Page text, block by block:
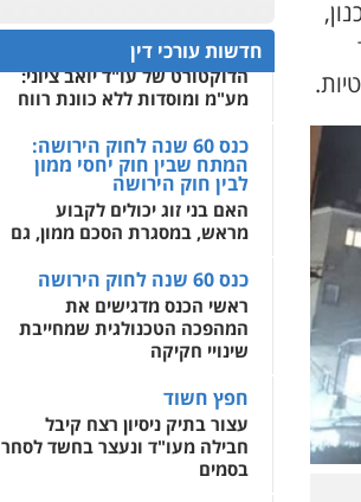
0522508109
אחסון אתרים
מהירות הגנה גיבוי
לעורכי דין
מרכז התחלה חדשה
אסירים עבירות מין
דין
0544500346
חדשות עורכי דין
תנו וקחו
הדוקטורט של עו"ד יואב ציוני:
מע"מ ומוסדות ללא כוונת רווח
כנס 60 שנה לחוק הירושה:
המתח שבין חוק יחסי ממון
לבין חוק הירושה
האם בני זוג יכולים לקבוע
מראש, במסגרת הסכם ממון, גם
כנס 60 שנה לחוק הירושה
ראשי הכנס מדגישים את
המהפכה הטכנולגית שמחייבת
שינויי חקיקה
חפץ חשוד
עצור בתיק ניסיון רצח קיבל
חבילה מעו"ד ונעצר בחשד לסחר
בסמים